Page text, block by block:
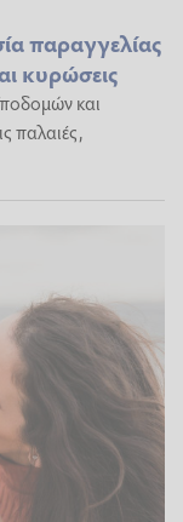
παραγγελίας
κυρώσεις
και
παλαιές,